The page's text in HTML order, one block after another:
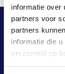
informatie over
partners voor
partners
informatie die
verzameld op